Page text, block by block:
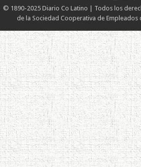
© 1890-2025 Diario Co Latino | Todos los
de la Sociedad Cooperativa de Empleados